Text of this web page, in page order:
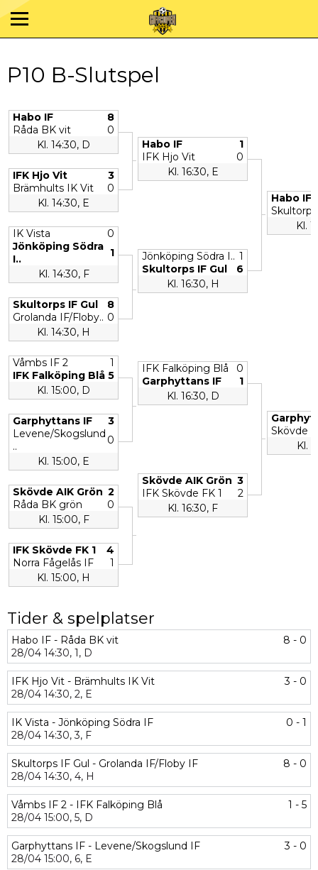
P10 B-Slutspel
Habo IF
8
Råda BK vit
0
Kl. 14:30, D
IFK Hjo Vit
3
Brämhults IK Vit
0
Kl. 14:30, E
IK Vista
0
Jönköping Södra
I..
1
Kl. 14:30, F
Skultorps IF Gul
8
Grolanda IF/Floby.. 0
Kl. 14:30, H
Våmbs IF 2
1
IFK Falköping Blå 5
Kl. 15:00, D
Garphyttans IF
3
Levene/Skogslund
..
0
Kl. 15:00, E
Skövde AIK Grön 2
Råda BK grön
0
Kl. 15:00, F
IFK Skövde FK 1
4
Norra Fågelås IF
1
Kl. 15:00, H
Habo IF
1
IFK Hjo Vit
0
Kl. 16:30, E
Jönköping Södra I.. 1
Skultorps IF Gul
6
Kl. 16:30, H
IFK Falköping Blå
0
Garphyttans IF
1
Kl. 16:30, D
Skövde AIK Grön 3
IFK Skövde FK 1
2
Kl. 16:30, F
Habo IF
Kl.
Skövde
Kl.
Tider & spelplatser
Habo IF - Råda BK vit
8 - 0
28/04 14:30, 1, D
IFK Hjo Vit - Brämhults IK Vit
3 - 0
28/04 14:30, 2, E
IK Vista - Jönköping Södra IF
0 - 1
28/04 14:30, 3, F
Skultorps IF Gul - Grolanda IF/Floby IF
8 - 0
28/04 14:30, 4, H
Våmbs IF 2 - IFK Falköping Blå
1 - 5
28/04 15:00, 5, D
Garphyttans IF - Levene/Skogslund IF
3 - 0
28/04 15:00, 6, E